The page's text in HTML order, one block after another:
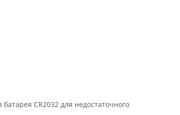
CR2032 для недостаточного